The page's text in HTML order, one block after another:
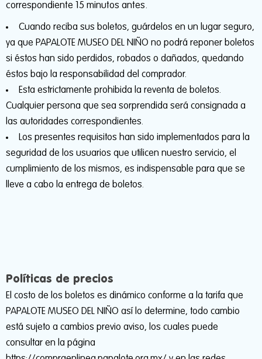
correspondiente 15 minutos antes.
Cuando reciba sus boletos, guárdelos en un lugar seguro,
ya que PAPALOTE MUSEO DEL NIÑO no podrá reponer boletos
si éstos han sido perdidos, robados o dañados, quedando
éstos bajo la responsabilidad del comprador.
Esta estrictamente prohibida la reventa de boletos.
Cualquier persona que sea sorprendida será consignada a
las autoridades correspondientes.
Los presentes requisitos han sido implementados para la
seguridad de los usuarios que utilicen nuestro servicio, el
cumplimiento de los mismos, es indispensable para que se
lleve a cabo la entrega de boletos.
Políticas de precios
El costo de los boletos es dinámico conforme a la tarifa que
PAPALOTE MUSEO DEL NIÑO así lo determine, todo cambio
está sujeto a cambios previo aviso, los cuales puede
consultar en la página